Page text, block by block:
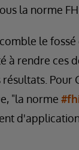
la norme
le
à rendre ces
Pour
"la norme